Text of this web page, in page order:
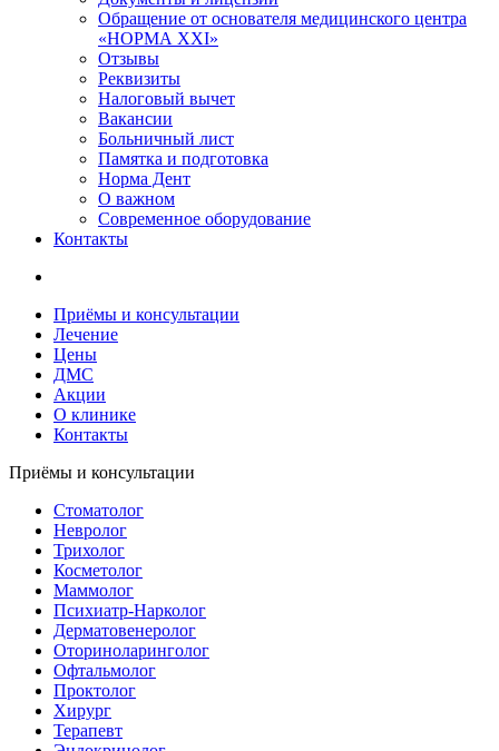
Обращение от основателя медицинского центра
«НОРМА ХХI»
Отзывы
Реквизиты
Налоговый вычет
Вакансии
Больничный лист
Памятка и подготовка
Норма Дент
О важном
Современное оборудование
Контакты
Приёмы и консультации
Лечение
Цены
ДМС
Акции
О клинике
Контакты
Приёмы и консультации
Стоматолог
Невролог
Трихолог
Косметолог
Маммолог
Психиатр-Нарколог
Дерматовенеролог
Оториноларинголог
Офтальмолог
Проктолог
Хирург
Терапевт